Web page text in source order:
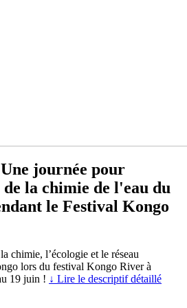
journée pour
la chimie de l'eau du
le Festival Kongo
chimie, l’écologie et le réseau
lors du festival Kongo River à
19 juin ! ↓ Lire le descriptif détaillé